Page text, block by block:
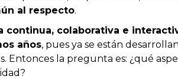
al respecto.
continua, colaborativa e
años, pues ya se están
Entonces la pregunta es: ¿qué